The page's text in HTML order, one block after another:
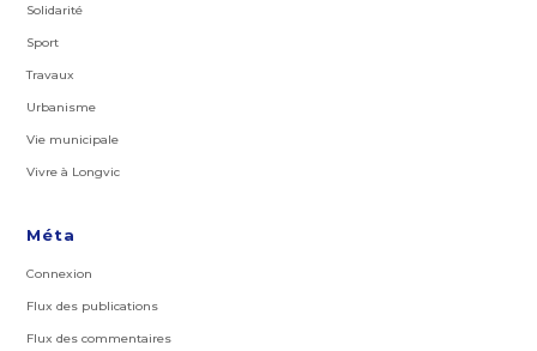
Solidarité
Sport
Travaux
Urbanisme
Vie municipale
Vivre à Longvic
Méta
Connexion
Flux des publications
Flux des commentaires